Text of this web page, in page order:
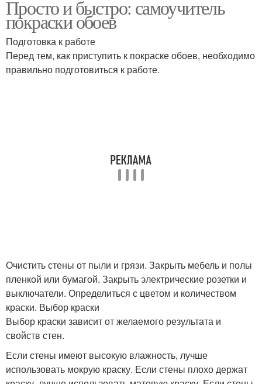
Просто и быстро: самоучитель
покраски обоев
Подготовка к работе
Перед тем, как приступить к покраске обоев, необходимо
правильно подготовиться к работе.
Очистить стены от пыли и грязи. Закрыть мебель и полы
пленкой или бумагой. Закрыть электрические розетки и
выключатели. Определиться с цветом и количеством
краски. Выбор краски
Выбор краски зависит от желаемого результата и
свойств стен.
Если стены имеют высокую влажность, лучше
использовать мокрую краску. Если стены плохо держат